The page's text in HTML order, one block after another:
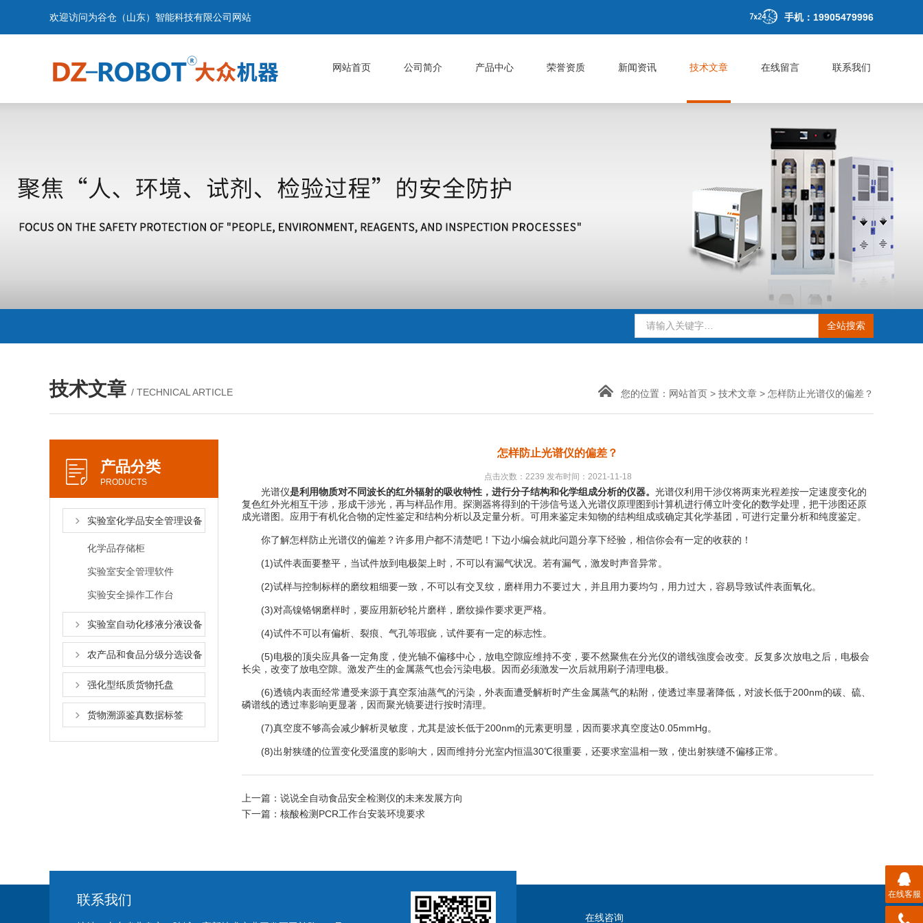
欢迎访问为谷仓（山东）智能科技有限公司网站 手机：19905479996
网站首页 公司简介 产品中心 荣誉资质 新闻资讯 技术文章 在线留言 联系我们
技术文章 / TECHNICAL ARTICLE 您的位置： 网站首页 > 技术文章 > 怎样防止光谱仪的偏差？
产品分类
PRODUCTS
实验室化学品安全管理设备
化学品存储柜
实验室安全管理软件
实验安全操作工作台
实验室自动化移液分液设备
农产品和食品分级分选设备
强化型纸质货物托盘
货物溯源鉴真数据标签
怎样防止光谱仪的偏差？
点击次数：2239 发布时间：2021-11-18
光谱仪是利用物质对不同波长的红外辐射的吸收特性，进行分子结构和化学组成分析的仪器。 光谱仪利用干涉仪将两束光程差按一定速度变化的
复色红外光相互干涉，形成干涉光，再与样品作用。探测器将得到的干涉信号送入光谱仪原理图到计算机进行傅立叶变化的数学处理，把干涉图还原
成光谱图。应用于有机化合物的定性鉴定和结构分析以及定量分析。可用来鉴定未知物的结构组成或确定其化学基团，可进行定量分析和纯度鉴定。
你了解怎样防止光谱仪的偏差？许多用户都不清楚吧！下边小编会就此问題分享下经验，相信你会有一定的收获的！
(1)试件表面要整平，当试件放到电极架上时，不可以有漏气状况。若有漏气，激发时声音异常。
(2)试样与控制标样的磨纹粗细要一致，不可以有交叉纹，磨样用力不要过大，并且用力要均匀，用力过大，容易导致试件表面氧化。
(3)对高镍铬钢磨样时，要应用新砂轮片磨样，磨纹操作要求更严格。
(4)试件不可以有偏析、裂痕、气孔等瑕疵，试件要有一定的标志性。
(5)电极的顶尖应具备一定角度，使光轴不偏移中心，放电空隙应维持不变，要不然聚焦在分光仪的谱线強度会改变。反复多次放电之后，电极会
长尖，改变了放电空隙。激发产生的金属蒸气也会污染电极。因而必须激发一次后就用刷子清理电极。
(6)透镜内表面经常遭受来源于真空泵油蒸气的污染，外表面遭受解析时产生金属蒸气的粘附，使透过率显著降低，对波长低于200nm的碳、硫、
磷谱线的透过率影响更显著，因而聚光镜要进行按时清理。
(7)真空度不够高会减少解析灵敏度，尤其是波长低于200nm的元素更明显，因而要求真空度达0.05mmHg。
(8)出射狭缝的位置变化受溫度的影响大，因而维持分光室内恒温30℃很重要，还要求室温相一致，使出射狭缝不偏移正常。
上一篇： 说说全自动食品安全检测仪的未来发展方向
下一篇： 核酸检测PCR工作台安装环境要求
联系我们
在线咨询
在线客服